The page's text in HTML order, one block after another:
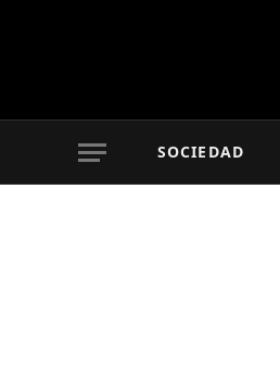
SOCIEDAD